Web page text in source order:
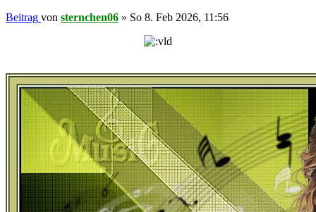
Beitrag von sternchen06 » So 8. Feb 2026, 11:56